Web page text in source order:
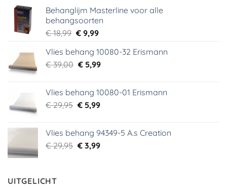
Behanglijm Masterline voor alle
behangsoorten
€18,99 Oorspronkelijke
was:
€ 18,99.
€9,99Huidige
is:
€ 9,99.
Vlies behang 10080-32 Erismann
€39,00 Oorspronkelijke
€ 39,00.
€5,99Huidige
€ 5,99.
Vlies behang 10080-01 Erismann
€29,95 Oorspronkelijke
€ 29,95.
€5,99Huidige
€ 5,99.
Vlies behang 94349-5 A.s Creation
€29,95 Oorspronkelijke
€3,99Huidige
UITGELICHT